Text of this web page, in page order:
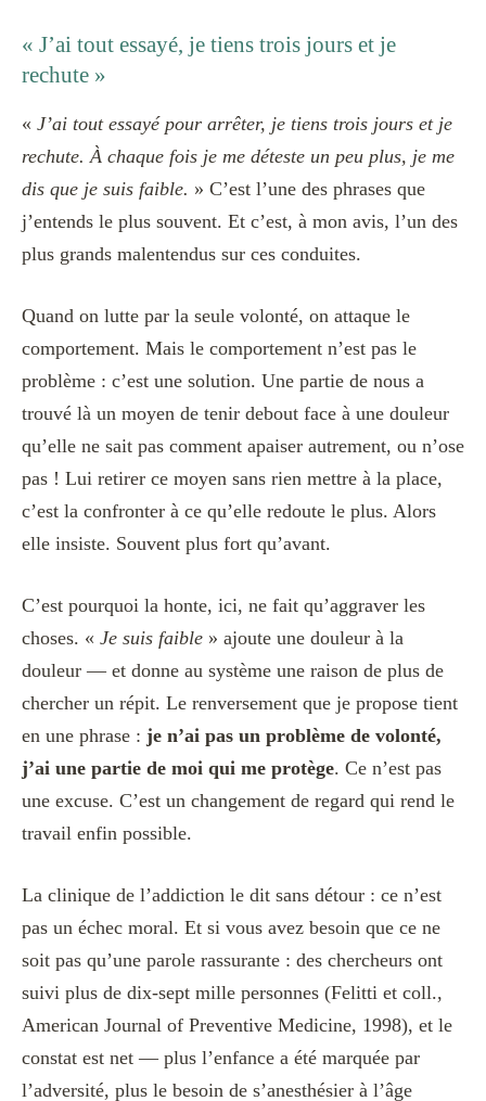
« J’ai tout essayé, je tiens trois jours et je
rechute »
« J’ai tout essayé pour arrêter, je tiens trois jours et je
rechute. À chaque fois je me déteste un peu plus, je me
dis que je suis faible. » C’est l’une des phrases que
j’entends le plus souvent. Et c’est, à mon avis, l’un des
plus grands malentendus sur ces conduites.
Quand on lutte par la seule volonté, on attaque le
comportement. Mais le comportement n’est pas le
problème : c’est une solution. Une partie de nous a
trouvé là un moyen de tenir debout face à une douleur
qu’elle ne sait pas comment apaiser autrement, ou n’ose
pas ! Lui retirer ce moyen sans rien mettre à la place,
c’est la confronter à ce qu’elle redoute le plus. Alors
elle insiste. Souvent plus fort qu’avant.
C’est pourquoi la honte, ici, ne fait qu’aggraver les
choses. « Je suis faible » ajoute une douleur à la
douleur — et donne au système une raison de plus de
chercher un répit. Le renversement que je propose tient
en une phrase : je n’ai pas un problème de volonté,
j’ai une partie de moi qui me protège. Ce n’est pas
une excuse. C’est un changement de regard qui rend le
travail enfin possible.
La clinique de l’addiction le dit sans détour : ce n’est
pas un échec moral. Et si vous avez besoin que ce ne
soit pas qu’une parole rassurante : des chercheurs ont
suivi plus de dix-sept mille personnes (Felitti et coll.,
American Journal of Preventive Medicine, 1998), et le
constat est net — plus l’enfance a été marquée par
l’adversité, plus le besoin de s’anesthésier à l’âge